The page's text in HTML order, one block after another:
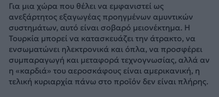
Για μια χώρα που θέλει να εμφανιστεί ως
ανεξάρτητος εξαγωγέας προηγμένων αμυντικών
συστημάτων, αυτό είναι σοβαρό μειονέκτημα. Η
Τουρκία μπορεί να κατασκευάζει την άτρακτο, να
ενσωματώνει ηλεκτρονικά και όπλα, να προσφέρει
συμπαραγωγή και μεταφορά τεχνογνωσίας, αλλά αν
η «καρδιά» του αεροσκάφους είναι αμερικανική, η
τελική κυριαρχία πάνω στο προϊόν δεν είναι πλήρης.